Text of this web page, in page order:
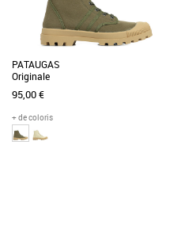
PATAUGAS
Originale
95,00 €
+ de coloris